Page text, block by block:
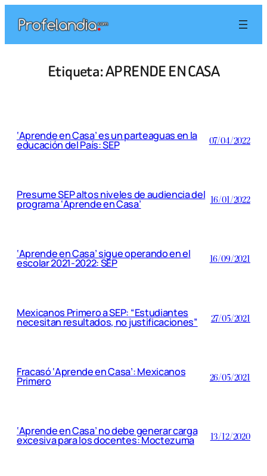
contenido
Etiqueta:APRENDE EN CASA
‘Aprende en Casa’ es un parteaguas en la
educación del País: SEP 07/04/2022
Presume SEP altos niveles de audiencia del
programa ‘Aprende en Casa’ 16/01/2022
‘Aprende en Casa’ sigue operando en el
escolar 2021-2022: SEP 16/09/2021
Mexicanos Primero a SEP: “Estudiantes
necesitan resultados, no justificaciones” 27/05/2021
Fracasó ‘Aprende en Casa’: Mexicanos
Primero 26/05/2021
‘Aprende en Casa’ no debe generar carga
excesiva para los docentes: Moctezuma 13/12/2020